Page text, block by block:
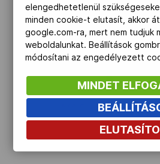
elengedhetetlenül
minden cookie-t elutasít, akkor
google.com-ra, mert nem tudjuk
weboldalunkat. Beállítások
módosítani az engedélyezett
MINDET